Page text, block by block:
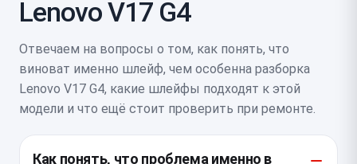
Lenovo V17 G4
Отвечаем на вопросы о том, как понять, что
виноват именно шлейф, чем особенна разборка
Lenovo V17 G4, какие шлейфы подходят к этой
модели и что ещё стоит проверить при ремонте.
Как понять, что проблема именно в